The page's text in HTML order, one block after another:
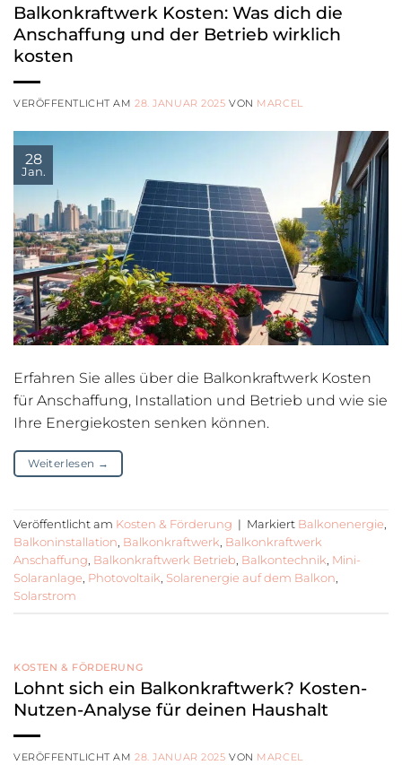
Balkonkraftwerk Kosten: Was dich die
Anschaffung und der Betrieb wirklich
kosten
VERÖFFENTLICHT AM28. JANUAR 2025 VON MARCEL
28
Jan.
Erfahren Sie alles über die Balkonkraftwerk Kosten
für Anschaffung, Installation und Betrieb und wie sie
Ihre Energiekosten senken können.
Weiterlesen →
Veröffentlicht am Kosten & Förderung | Markiert Balkonenergie
Balkoninstallation Balkonkraftwerk Balkonkraftwerk
Anschaffung Balkonkraftwerk Betrieb Balkontechnik Mini-
Solaranlage Photovoltaik Solarenergie auf dem Balkon
Solarstrom
KOSTEN & FÖRDERUNG
Lohnt sich ein Balkonkraftwerk? Kosten-
Nutzen-Analyse für deinen Haushalt
VERÖFFENTLICHT AM28. JANUAR 2025 VON MARCEL